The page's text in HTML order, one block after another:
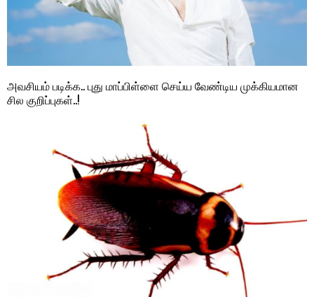
அவசியம் படிக்க.. புது மாப்பிள்ளை செய்ய வேண்டிய முக்கியமான
சில குறிப்புகள்..!